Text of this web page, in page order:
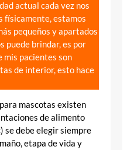
actual cada vez nos
físicamente, estamos
pequeños y apartados
puede brindar, es por
mis pacientes son
de interior, esto hace
mascotas existen
de alimento
se debe elegir siempre
etapa de vida y